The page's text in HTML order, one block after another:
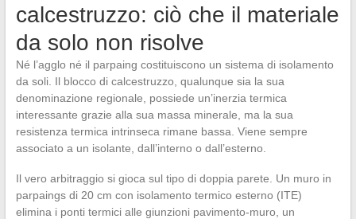
calcestruzzo: ciò che il materiale
da solo non risolve
Né l’agglo né il parpaing costituiscono un sistema di isolamento
da soli. Il blocco di calcestruzzo, qualunque sia la sua
denominazione regionale, possiede un’inerzia termica
interessante grazie alla sua massa minerale, ma la sua
resistenza termica intrinseca rimane bassa. Viene sempre
associato a un isolante, dall’interno o dall’esterno.
Il vero arbitraggio si gioca sul tipo di doppia parete. Un muro in
parpaings di 20 cm con isolamento termico esterno (ITE)
elimina i ponti termici alle giunzioni pavimento-muro, un